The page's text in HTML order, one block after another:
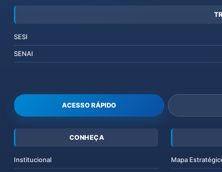
SESI
SENAI
ACESSO RÁPIDO
CONHEÇA
Institucional Mapa